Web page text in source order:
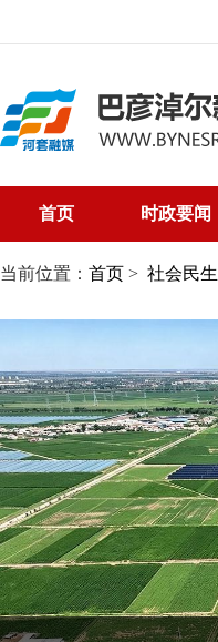
首页 时政要闻
当前位置： 首页 > 社会民生